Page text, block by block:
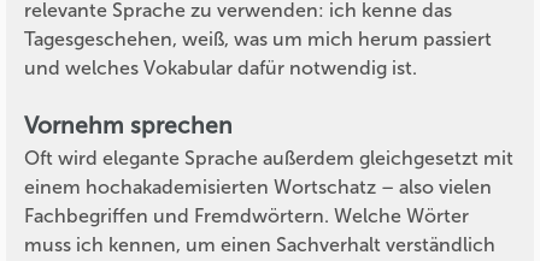
relevante Sprache zu verwenden: ich kenne das
Tagesgeschehen, weiß, was um mich herum passiert
und welches Vokabular dafür notwendig ist.
Vornehm sprechen
Oft wird elegante Sprache außerdem gleichgesetzt mit
einem hochakademisierten Wortschatz – also vielen
Fachbegriffen und Fremdwörtern. Welche Wörter
muss ich kennen, um einen Sachverhalt verständlich